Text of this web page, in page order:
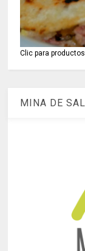
Clic para
MINA DE